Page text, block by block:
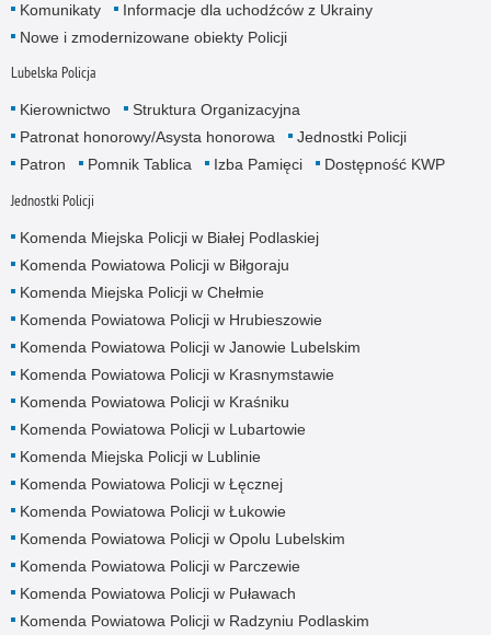
Komunikaty
Informacje dla uchodźców z Ukrainy
Nowe i zmodernizowane obiekty Policji
Lubelska Policja
Kierownictwo
Struktura Organizacyjna
Patronat honorowy/Asysta honorowa
Jednostki Policji
Patron
Pomnik Tablica Izba Pamięci Dostępność KWP
Jednostki Policji
Komenda Miejska Policji w Białej Podlaskiej
Komenda Powiatowa Policji w Biłgoraju
Komenda Miejska Policji w Chełmie
Komenda Powiatowa Policji w Hrubieszowie
Komenda Powiatowa Policji w Janowie Lubelskim
Komenda Powiatowa Policji w Krasnymstawie
Komenda Powiatowa Policji w Kraśniku
Komenda Powiatowa Policji w Lubartowie
Komenda Miejska Policji w Lublinie
Komenda Powiatowa Policji w Łęcznej
Komenda Powiatowa Policji w Łukowie
Komenda Powiatowa Policji w Opolu Lubelskim
Komenda Powiatowa Policji w Parczewie
Komenda Powiatowa Policji w Puławach
Komenda Powiatowa Policji w Radzyniu Podlaskim